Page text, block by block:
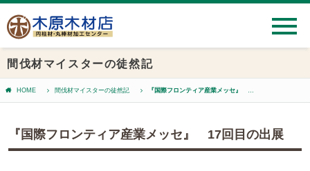
間伐材マイスターの徒然記
HOME 間伐材マイスターの徒然記 『国際フロンティア産業メッセ』 17回目の出展
『国際フロンティア産業メッセ』 17回目の出展